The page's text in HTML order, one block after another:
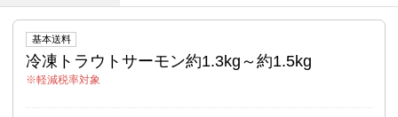
基本送料
冷凍トラウトサーモン約1.3kg～約1.5kg
軽減税率対象